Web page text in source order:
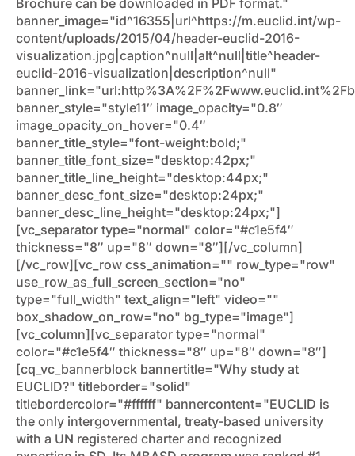
Brochure can be downloaded in PDF format."
banner_image="id^16355|url^https://m.euclid.int/wp-
content/uploads/2015/04/header-euclid-2016-
visualization.jpg|caption^null|alt^null|title^header-
euclid-2016-visualization|description^null"
banner_style="style11″ image_opacity="0.8″
image_opacity_on_hover="0.4″
banner_title_style="font-weight:bold;"
banner_title_font_size="desktop:42px;"
banner_title_line_height="desktop:44px;"
banner_desc_font_size="desktop:24px;"
banner_desc_line_height="desktop:24px;"]
[vc_separator type="normal" color="#c1e5f4″
thickness="8″ up="8″ down="8″][/vc_column]
[/vc_row][vc_row css_animation="" row_type="row"
use_row_as_full_screen_section="no"
type="full_width" text_align="left" video=""
box_shadow_on_row="no" bg_type="image"]
[vc_column][vc_separator type="normal"
color="#c1e5f4″ thickness="8″ up="8″ down="8″]
[cq_vc_bannerblock bannertitle="Why study at
EUCLID?" titleborder="solid"
titlebordercolor="#ffffff" bannercontent="EUCLID is
the only intergovernmental, treaty-based university
with a UN registered charter and recognized